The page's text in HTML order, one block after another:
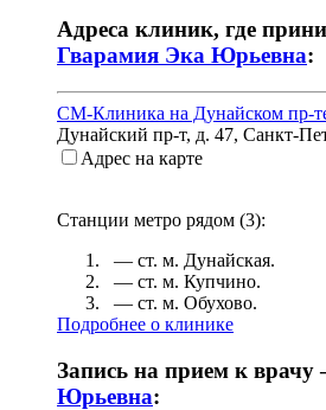
Адреса клиник, где
Гварамия Эка Юрьевна:
СМ-Клиника на Дунайском пр-
Дунайский пр-т, д. 47, Санкт-
Адрес на карте
Станции метро рядом (3):
— ст. м. Дунайская.
— ст. м. Купчино.
— ст. м. Обухово.
Подробнее о клинике
Запись на прием к
Юрьевна: